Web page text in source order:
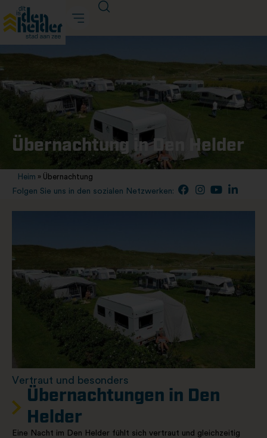
Übernachtung in Den Helder
Heim » Übernachtung
Folgen Sie uns in den sozialen Netzwerken:
Vertraut und besonders
Übernachtungen in Den
Helder
Eine Nacht im Den Helder fühlt sich vertraut und gleichzeitig